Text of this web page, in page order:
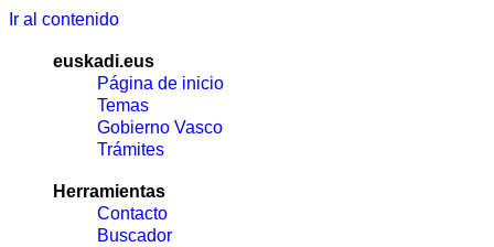
Ir al contenido
euskadi.eus
Página de inicio
Temas
Gobierno Vasco
Trámites
Herramientas
Contacto
Buscador